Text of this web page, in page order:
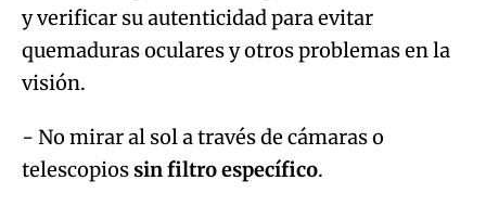
y verificar su autenticidad para evitar
quemaduras oculares y otros problemas en la
visión.
- No mirar al sol a través de cámaras o
telescopiossin filtro específico.